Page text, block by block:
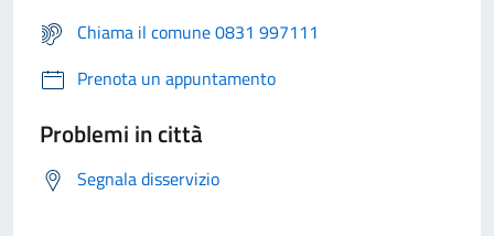
Chiama il comune 0831 997111
Prenota un appuntamento
Problemi in città
Segnala disservizio